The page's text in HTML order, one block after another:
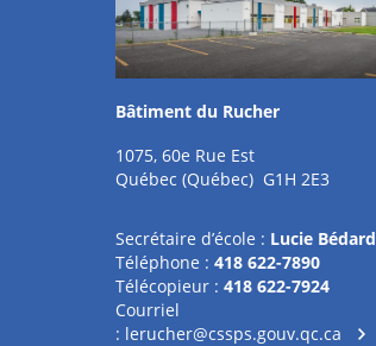
Bâtiment du Rucher
1075, 60e Rue Est
Québec (Québec) G1H 2E3
Secrétaire d’école : Lucie Bédard
Téléphone : 418 622-7890
Télécopieur : 418 622-7924
Courriel
: lerucher@cssps.gouv.qc.ca